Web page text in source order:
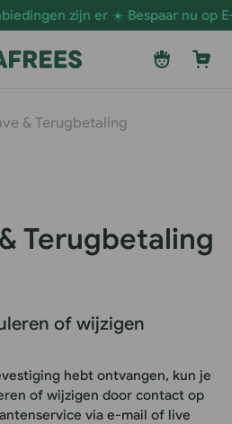
zijn er ☀️ Bespaar nu op E-
Inloggen
& Terugbetaling
Terugbetaling
of wijzigen
hebt ontvangen, kun je
of wijzigen door contact op
via e-mail of live